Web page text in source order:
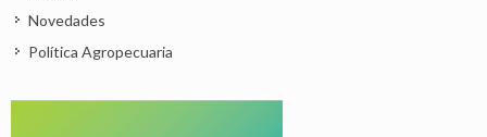
Novedades
Política Agropecuaria